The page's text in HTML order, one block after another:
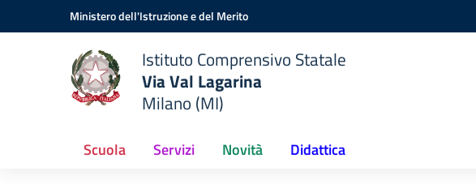
Vai ai contenuti
Vai al menu di navigazioneMinistero dell'Istruzione e del Merito
Istituto Comprensivo Statale
Via Val Lagarina
Milano (MI)
Scuola Servizi Novità Didattica